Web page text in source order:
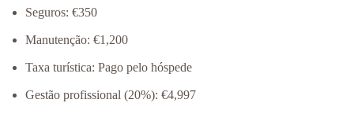
Seguros: €350
Manutenção: €1,200
Taxa turística: Pago pelo hóspede
Gestão profissional (20%): €4,997